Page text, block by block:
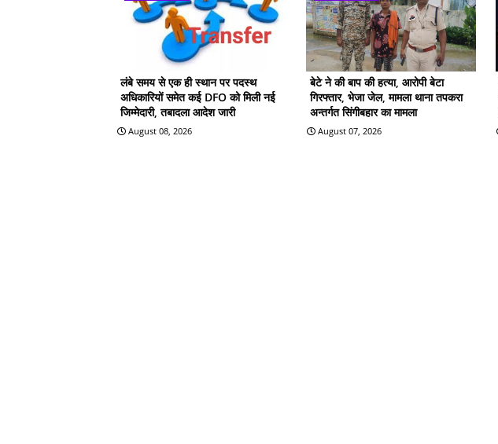
लंबे समय से एक ही स्थान पर पदस्थ
अधिकारियों समेत कई DFO को मिली नई
जिम्मेदारी, तबादला आदेश जारी
August 08, 2026
बेटे ने की बाप की हत्या, आरोपी बेटा
गिरफ्तार, भेजा जेल, मामला थाना तपकरा
अन्तर्गत सिंगीबहार का मामला
August 07, 2026